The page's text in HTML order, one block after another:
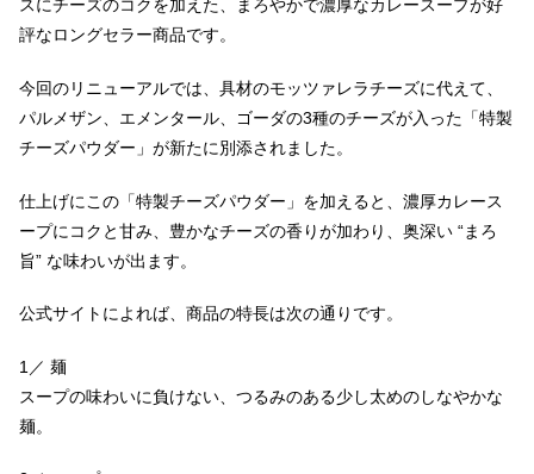
スにチーズのコクを加えた、まろやかで濃厚なカレースープが好
評なロングセラー商品です。
今回のリニューアルでは、具材のモッツァレラチーズに代えて、
パルメザン、エメンタール、ゴーダの3種のチーズが入った「特製
チーズパウダー」が新たに別添されました。
仕上げにこの「特製チーズパウダー」を加えると、濃厚カレース
ープにコクと甘み、豊かなチーズの香りが加わり、奥深い “まろ
旨” な味わいが出ます。
公式サイトによれば、商品の特長は次の通りです。
1／ 麺
スープの味わいに負けない、つるみのある少し太めのしなやかな
麺。